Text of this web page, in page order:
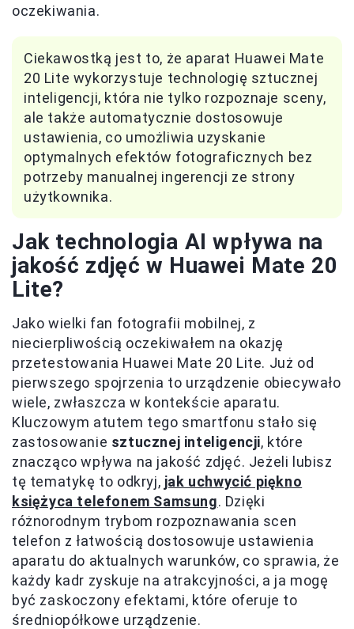
oczekiwania.
Ciekawostką jest to, że aparat Huawei Mate
20 Lite wykorzystuje technologię sztucznej
inteligencji, która nie tylko rozpoznaje sceny,
ale także automatycznie dostosowuje
ustawienia, co umożliwia uzyskanie
optymalnych efektów fotograficznych bez
potrzeby manualnej ingerencji ze strony
użytkownika.
Jak technologia AI wpływa na
jakość zdjęć w Huawei Mate 20
Lite?
Jako wielki fan fotografii mobilnej, z
niecierpliwością oczekiwałem na okazję
przetestowania Huawei Mate 20 Lite. Już od
pierwszego spojrzenia to urządzenie obiecywało
wiele, zwłaszcza w kontekście aparatu.
Kluczowym atutem tego smartfonu stało się
zastosowanie sztucznej inteligencji, które
znacząco wpływa na jakość zdjęć. Jeżeli lubisz
tę tematykę to odkryj, jak uchwycić piękno
księżyca telefonem Samsung. Dzięki
różnorodnym trybom rozpoznawania scen
telefon z łatwością dostosowuje ustawienia
aparatu do aktualnych warunków, co sprawia, że
każdy kadr zyskuje na atrakcyjności, a ja mogę
być zaskoczony efektami, które oferuje to
średniopółkowe urządzenie.